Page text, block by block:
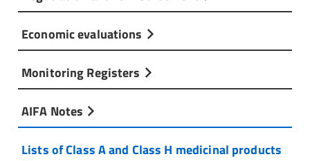
Economic evaluations
Monitoring Registers
AIFA Notes
Lists of Class A and Class H medicinal products